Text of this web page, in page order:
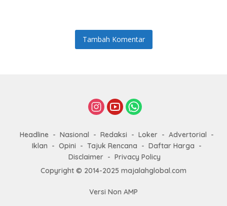
Tambah Komentar
Headline Nasional Redaksi Loker
Advertorial
Iklan
Opini Tajuk Rencana
Daftar Harga
Disclaimer
Privacy Policy
Copyright © 2014-2025 majalahglobal.com
Versi Non AMP